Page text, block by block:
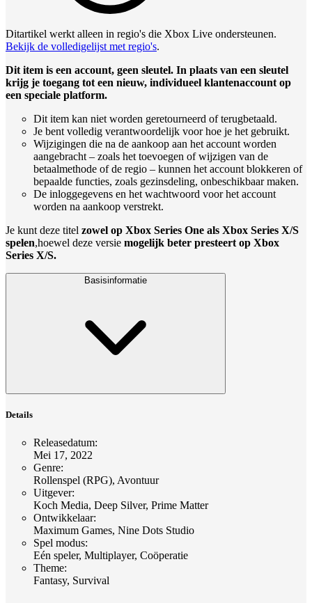
Ditartikel werkt alleen in regio's die Xbox Live ondersteunen.
Bekijk de volledigelijst met regio's.
Dit item is een account, geen sleutel. In plaats van een sleutel
krijg je toegang tot een nieuw, individueel klantenaccount op
een speciale platform.
Dit item kan niet worden geretourneerd of terugbetaald.
Je bent volledig verantwoordelijk voor hoe je het gebruikt.
Wijzigingen die na de aankoop aan het account worden
aangebracht – zoals het toevoegen of wijzigen van de
betaalmethode of de regio – kunnen het account blokkeren of
bepaalde functies, zoals gezinsdeling, onbeschikbaar maken.
De inloggegevens en het wachtwoord voor het account
worden na aankoop verstrekt.
Je kunt deze titel zowel op Xbox Series One als Xbox Series X/S
spelen,hoewel deze versie mogelijk beter presteert op Xbox
Series X/S.
Basisinformatie
Details
Releasedatum:
Mei 17, 2022
Genre:
Rollenspel (RPG), Avontuur
Uitgever:
Koch Media, Deep Silver, Prime Matter
Ontwikkelaar:
Maximum Games, Nine Dots Studio
Spel modus:
Eén speler, Multiplayer, Coöperatie
Theme:
Fantasy, Survival